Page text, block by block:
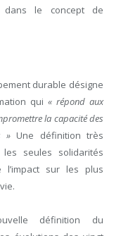
dans le concept de
durable désigne
qui « répond aux
la capacité des
» Une définition très
seules solidarités
l’impact sur les plus
définition du